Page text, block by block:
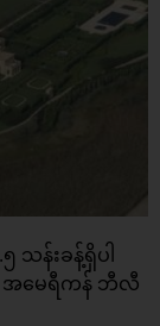
သန်းခန့်ရှိပါ
အမေရီကန် ဘီလီ